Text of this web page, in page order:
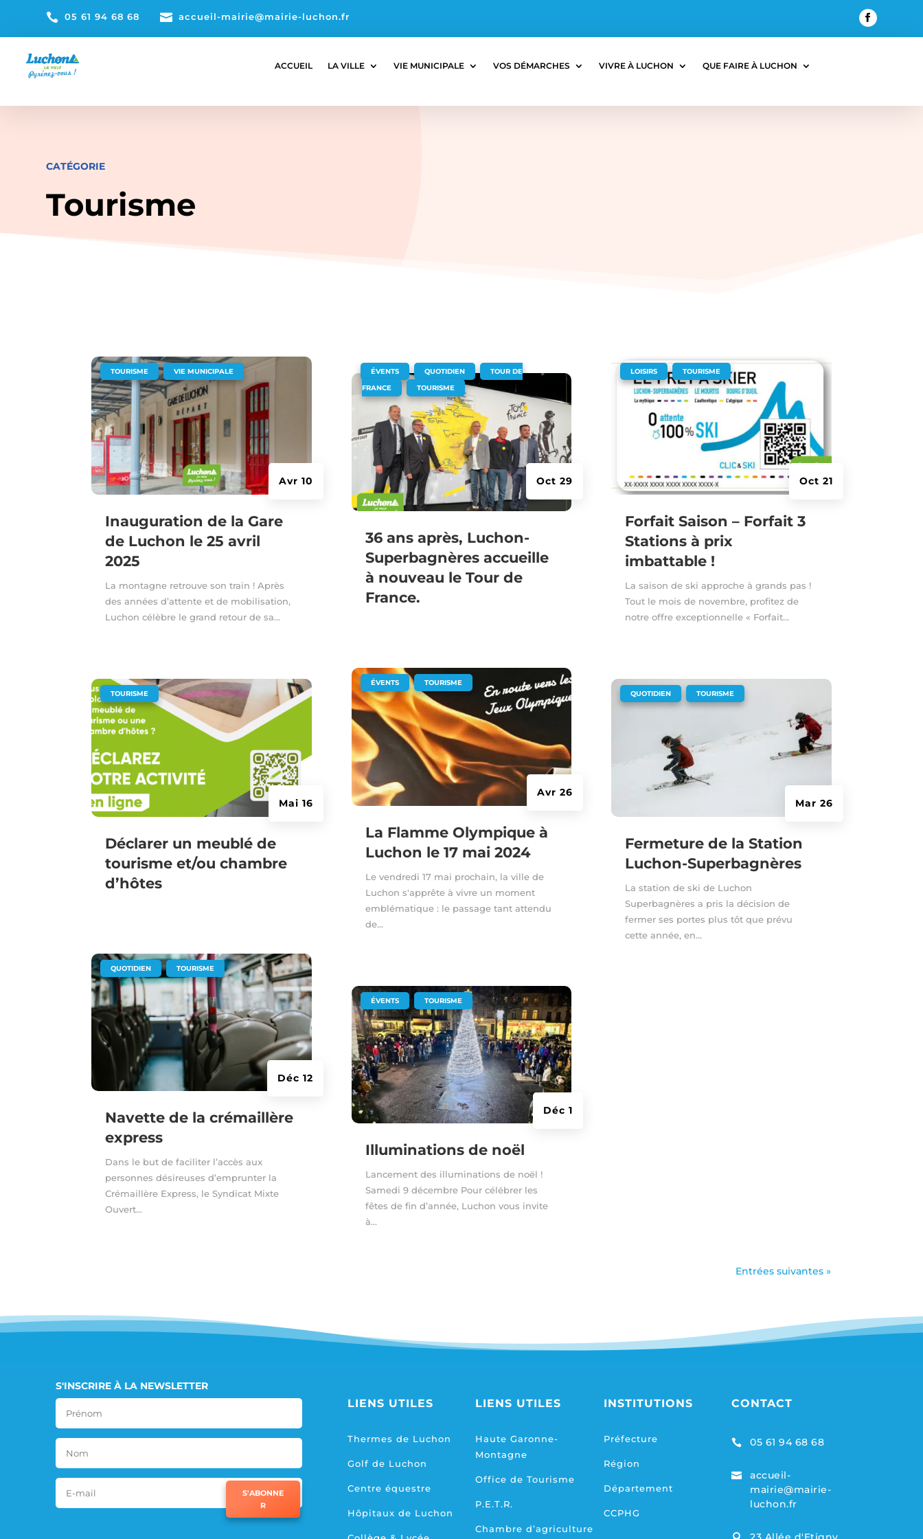
 05 61 94 68 68  accueil-mairie@mairie-luchon.fr
ACCUEIL LA VILLE VIE MUNICIPALE VOS DÉMARCHES VIVRE À LUCHON QUE FAIRE À LUCHON
CATÉGORIE
Tourisme
Inauguration de la Gare
de Luchon le 25 avril
2025
Avr 10
TOURISME VIE MUNICIPALE
La montagne retrouve son train ! Après
des années d’attente et de mobilisation,
Luchon célèbre le grand retour de sa...
Déclarer un meublé de
tourisme et/ou chambre
d’hôtes
Mai 16
TOURISME
Navette de la crémaillère
express
Déc 12
QUOTIDIEN TOURISME
Dans le but de faciliter l’accès aux
personnes désireuses d’emprunter la
Crémaillère Express, le Syndicat Mixte
Ouvert...
36 ans après, Luchon-
Superbagnères accueille
à nouveau le Tour de
France.
Oct 29
ÉVENTS QUOTIDIEN
TOUR DE
FRANCE
TOURISME
La Flamme Olympique à
Luchon le 17 mai 2024
Avr 26
ÉVENTS TOURISME
Le vendredi 17 mai prochain, la ville de
Luchon s'apprête à vivre un moment
emblématique : le passage tant attendu
de...
Illuminations de noël
Déc 1
ÉVENTS TOURISME
Lancement des illuminations de noël !
Samedi 9 décembre Pour célébrer les
fêtes de fin d’année, Luchon vous invite
à...
Forfait Saison – Forfait 3
Stations à prix
imbattable !
Oct 21
LOISIRS TOURISME
La saison de ski approche à grands pas !
Tout le mois de novembre, profitez de
notre offre exceptionnelle « Forfait...
Fermeture de la Station
Luchon-Superbagnères
Mar 26
QUOTIDIEN TOURISME
La station de ski de Luchon
Superbagnères a pris la décision de
fermer ses portes plus tôt que prévu
cette année, en...
Entrées suivantes »
S'INSCRIRE À LA NEWSLETTER
S'ABONNE
R
LIENS UTILES
Thermes de Luchon
Golf de Luchon
Centre équestre
Hôpitaux de Luchon
LIENS UTILES
Haute Garonne-
Montagne
Office de Tourisme
P.E.T.R.
Chambre d’agriculture
INSTITUTIONS
Préfecture
Région
Département
CCPHG
CONTACT
 05 61 94 68 68

accueil-
mairie@mairie-
luchon.fr